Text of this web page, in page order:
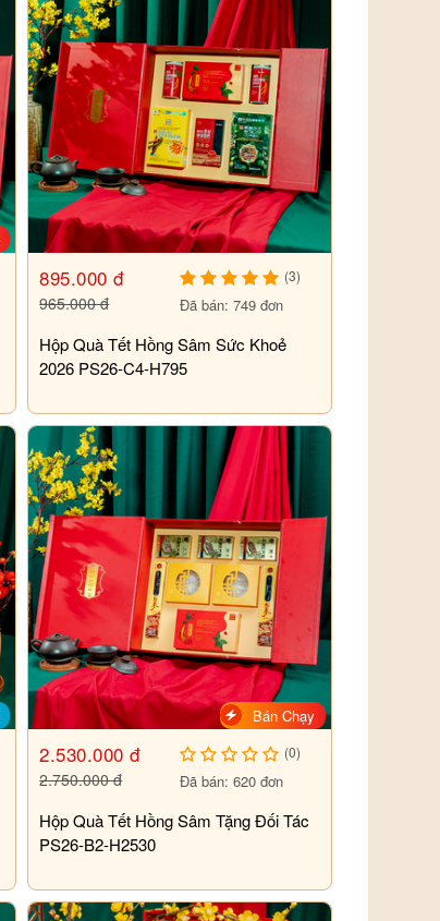
895.000 đ
965.000 đ
(3)
Đã bán: 749 đơn
Hộp Quà Tết Hồng Sâm Sức Khoẻ
2026 PS26-C4-H795
Bán Chạy
2.530.000 đ
2.750.000 đ
(0)
Đã bán: 620 đơn
Hộp Quà Tết Hồng Sâm Tặng Đối Tác
PS26-B2-H2530